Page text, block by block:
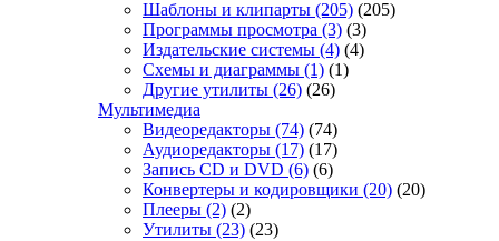
Шаблоны и клипарты (205) (205)
Программы просмотра (3) (3)
Издательские системы (4) (4)
Схемы и диаграммы (1) (1)
Другие утилиты (26) (26)
Мультимедиа
Видеоредакторы (74) (74)
Аудиоредакторы (17) (17)
Запись CD и DVD (6) (6)
Конвертеры и кодировщики (20) (20)
Плееры (2) (2)
Утилиты (23) (23)